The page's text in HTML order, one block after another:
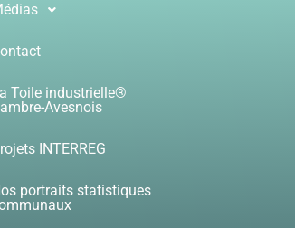
Toile industrielle®
Avesnois
INTERREG
portraits statistiques